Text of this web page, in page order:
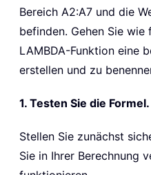
Bereich A2:A7 und die
befinden. Gehen Sie
LAMBDA-Funktion eine
erstellen und zu
1. Testen Sie die Formel.
Stellen Sie zunächst
Sie in Ihrer Berechnung